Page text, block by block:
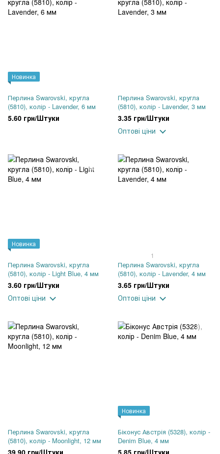
Новинка
Перлина Swarovski, кругла
(5810), колір - Lavender, 6 мм
5.60 грн/Штуки
Перлина Swarovski, кругла
(5810), колір - Lavender, 3 мм
3.35 грн/Штуки
Оптові ціни
Новинка
Перлина Swarovski, кругла
(5810), колір - Light Blue, 4 мм
3.60 грн/Штуки
Оптові ціни
1
Перлина Swarovski, кругла
(5810), колір - Lavender, 4 мм
3.65 грн/Штуки
Оптові ціни
Перлина Swarovski, кругла
(5810), колір - Moonlight, 12 мм
39.90 грн/Штуки
Новинка
Біконус Австрія (5328), колір -
Denim Blue, 4 мм
5.85 грн/Штуки